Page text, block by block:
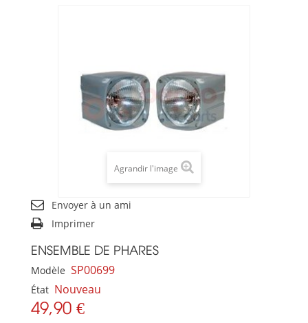
Agrandir l'image
Envoyer à un ami
Imprimer
ENSEMBLE DE PHARES
Modèle SP00699
État Nouveau
49,90 €